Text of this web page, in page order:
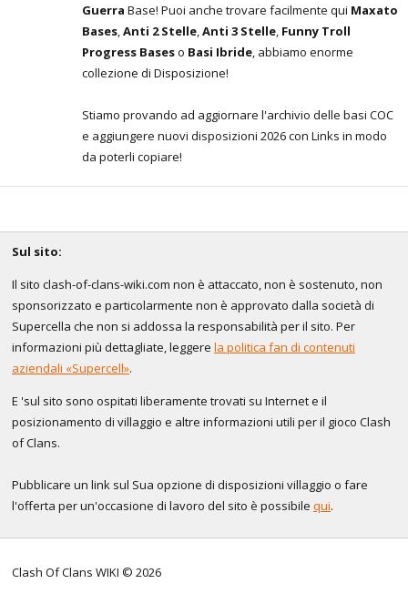
Guerra Base! Puoi anche trovare facilmente qui Maxato
Bases Anti 2 Stelle Anti 3 Stelle Funny Troll
Progress Baseso Basi Ibride , abbiamo enorme
collezione di Disposizione!
Stiamo provando ad aggiornare l'archivio delle basi COC
e aggiungere nuovi disposizioni 2026 con Links in modo
da poterli copiare!
Sul sito:
Il sito clash-of-clans-wiki.com non è attaccato, non è sostenuto, non
sponsorizzato e particolarmente non è approvato dalla società di
Supercella che non si addossa la responsabilità per il sito. Per
informazioni più dettagliate, leggere la politica fan di contenuti
aziendali «Supercell».
E 'sul sito sono ospitati liberamente trovati su Internet e il
posizionamento di villaggio e altre informazioni utili per il gioco Clash
of Clans.
Pubblicare un link sul Sua opzione di disposizioni villaggio o fare
l'offerta per un'occasione di lavoro del sito è possibile qui.
Clash Of Clans WIKI © 2026